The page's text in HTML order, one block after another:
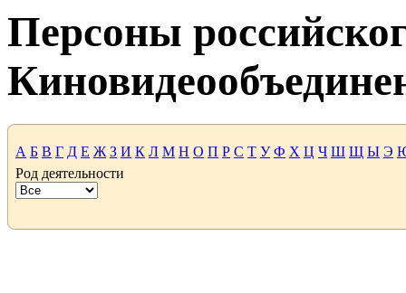
Персоны
А Б В Г Д Е Ж З И К Л М Н О П Р С Т У Ф Х Ц Ч Ш Щ Ы Э
Род деятельности